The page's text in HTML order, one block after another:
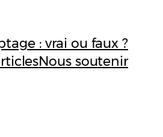
: vrai ou faux ?
Nous soutenir